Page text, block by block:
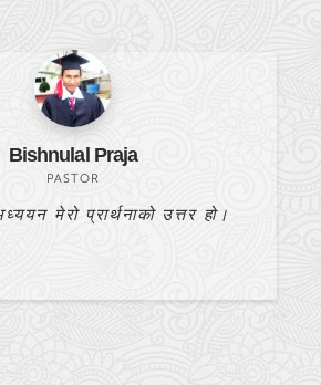
Bishnulal Praja
PASTOR
मेरो प्रार्थनाको उत्तर हो।